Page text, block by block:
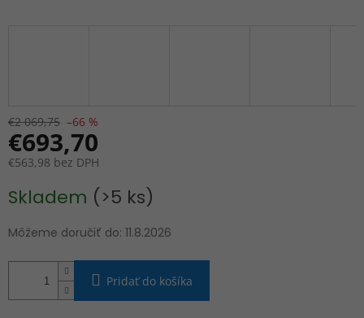
€2 069,75 –66 %
€693,70
€563,98 bez DPH
cena:
Skladem (>5 ks)
Môžeme doručiť do: 11.8.2026
Pridať do košíka